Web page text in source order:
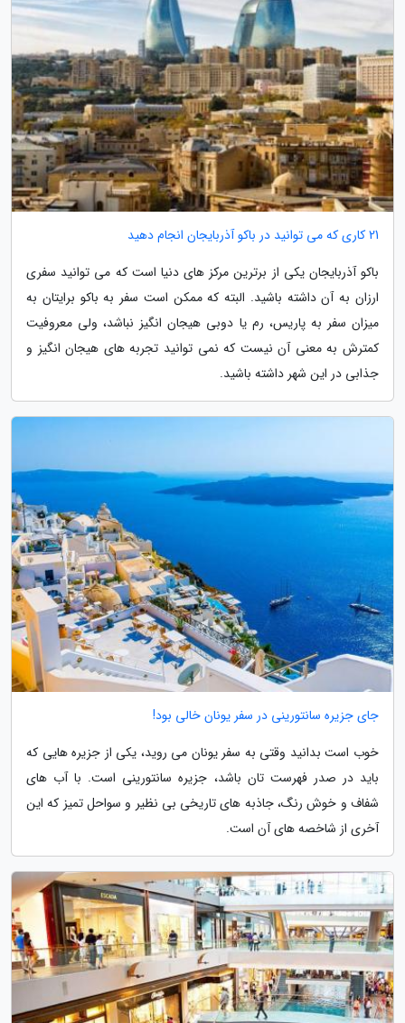
21 کاری که می توانید در باکو آذربایجان انجام دهید
باکو آذربایجان یکی از برترین مرکز های دنیا است که می توانید سفری
ارزان به آن داشته باشید. البته که ممکن است سفر به باکو برایتان به
میزان سفر به پاریس، رم یا دوبی هیجان انگیز نباشد، ولی معروفیت
کمترش به معنی آن نیست که نمی توانید تجربه های هیجان انگیز و
جذابی در این شهر داشته باشید.
جای جزیره سانتورینی در سفر یونان خالی بود!
خوب است بدانید وقتی به سفر یونان می روید، یکی از جزیره هایی که
باید در صدر فهرست تان باشد، جزیره سانتورینی است. با آب های
شفاف و خوش رنگ، جاذبه های تاریخی بی نظیر و سواحل تمیز که این
آخری از شاخصه های آن است.